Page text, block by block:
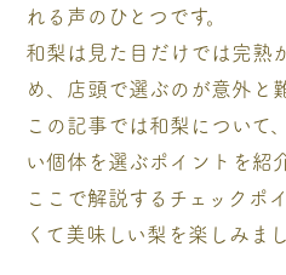
れる声のひとつです。
和梨は見た目だけでは完熟
め、店頭で選ぶのが意外と
この記事では和梨について
い個体を選ぶポイントを紹介
ここで解説するチェックポ
くて美味しい梨を楽しみまし